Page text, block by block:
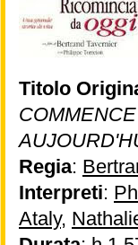
Titolo
COMMENCE
Regia:
Interpreti:
Ataly,